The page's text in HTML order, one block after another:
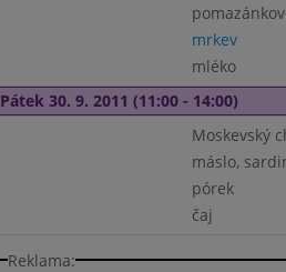
mrkev
mléko
Pátek 30. 9. 2011 (11:00 - 14:00)
Moskevský
máslo,
pórek
čaj
Reklama: